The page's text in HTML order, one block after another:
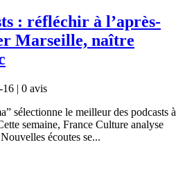
: réfléchir à l’après-
Marseille, naître
16 | 0 avis
sélectionne le meilleur des podcasts à
semaine, France Culture analyse
écoutes se...